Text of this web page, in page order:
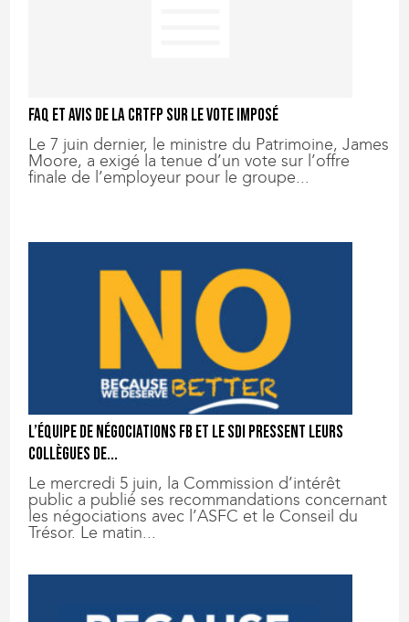
FAQ et avis de la CRTFP sur le vote imposé
Le 7 juin dernier, le ministre du Patrimoine, James
Moore, a exigé la tenue d’un vote sur l’offre
finale de l’employeur pour le groupe...
L’équipe de négociations FB et le SDI pressent leurs
collègues de...
Le mercredi 5 juin, la Commission d’intérêt
public a publié ses recommandations concernant
les négociations avec l’ASFC et le Conseil du
Trésor. Le matin...